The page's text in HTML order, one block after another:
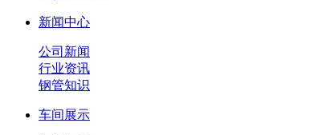
新闻中心
公司新闻
行业资讯
钢管知识
车间展示